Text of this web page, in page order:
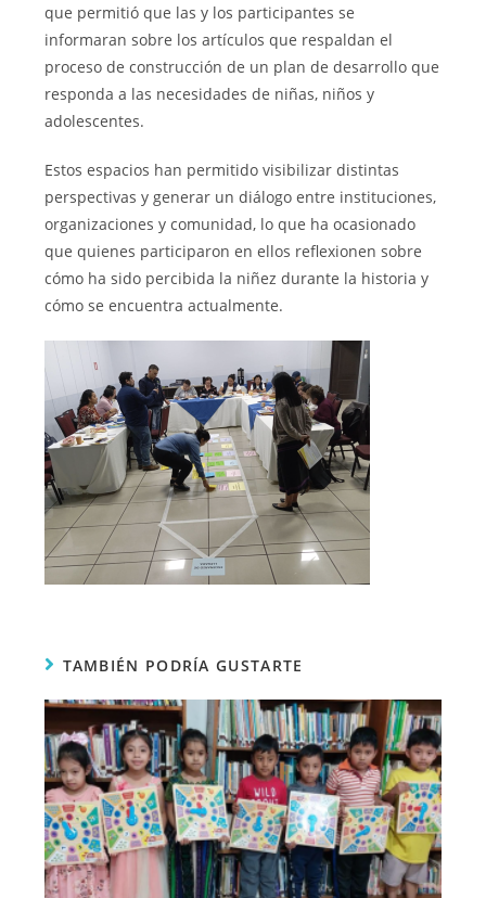
que permitió que las y los participantes se
informaran sobre los artículos que respaldan el
proceso de construcción de un plan de desarrollo que
responda a las necesidades de niñas, niños y
adolescentes.
Estos espacios han permitido visibilizar distintas
perspectivas y generar un diálogo entre instituciones,
organizaciones y comunidad, lo que ha ocasionado
que quienes participaron en ellos reflexionen sobre
cómo ha sido percibida la niñez durante la historia y
cómo se encuentra actualmente.
TAMBIÉN PODRÍA GUSTARTE